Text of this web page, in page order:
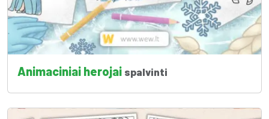
Animaciniai herojai spalvinti